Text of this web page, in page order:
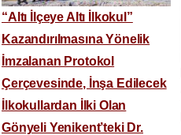
“Altı İlçeye Altı İlkokul”
Kazandırılmasına Yönelik
İmzalanan Protokol
Çerçevesinde, İnşa Edilecek
İlkokullardan İlki Olan
Gönyeli Yenikent’teki Dr.